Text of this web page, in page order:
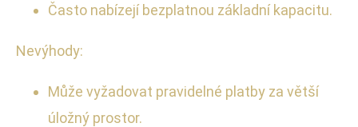
Často nabízejí bezplatnou základní kapacitu.
Nevýhody:
Může vyžadovat pravidelné platby za větší
úložný prostor.